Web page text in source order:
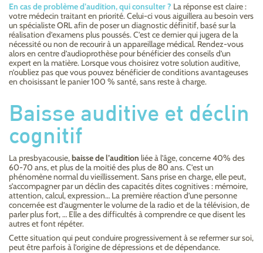
En cas de problème d’audition, qui consulter ? La réponse est claire :
votre médecin traitant en priorité. Celui-ci vous aiguillera au besoin vers
un spécialiste ORL afin de poser un diagnostic définitif, basé sur la
réalisation d’examens plus poussés. C’est ce dernier qui jugera de la
nécessité ou non de recourir à un appareillage médical. Rendez-vous
alors en centre d’audioprothèse pour bénéficier des conseils d’un
expert en la matière. Lorsque vous choisirez votre solution auditive,
n’oubliez pas que vous pouvez bénéficier de conditions avantageuses
en choisissant le panier 100 % santé, sans reste à charge.
Baisse auditive et déclin
cognitif
La presbyacousie,baisse de l’audition liée à l’âge, concerne 40% des
60-70 ans, et plus de la moitié des plus de 80 ans. C’est un
phénomène normal du vieillissement. Sans prise en charge, elle peut,
s’accompagner par un déclin des capacités dites cognitives : mémoire,
attention, calcul, expression… La première réaction d’une personne
concernée est d’augmenter le volume de la radio et de la télévision, de
parler plus fort, … Elle a des difficultés à comprendre ce que disent les
autres et font répéter.
Cette situation qui peut conduire progressivement à se refermer sur soi,
peut être parfois à l’origine de dépressions et de dépendance.